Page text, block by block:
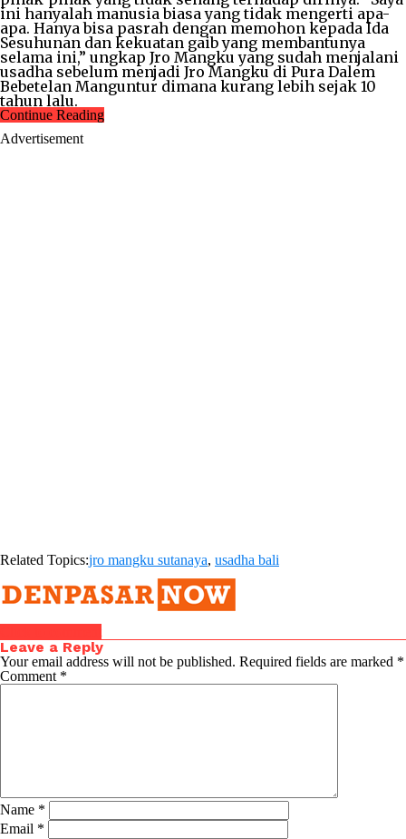
ini hanyalah manusia biasa yang tidak mengerti apa-
apa. Hanya bisa pasrah dengan memohon kepada Ida
Sesuhunan dan kekuatan gaib yang membantunya
selama ini,” ungkap Jro Mangku yang sudah menjalani
usadha sebelum menjadi Jro Mangku di Pura Dalem
Bebetelan Manguntur dimana kurang lebih sejak 10
tahun lalu.
Continue Reading
Advertisement
Related Topics:jro mangku sutanaya, usadha bali
Leave a Reply
Your email address will not be published. Required fields are marked *
Comment *
Name *
Email *